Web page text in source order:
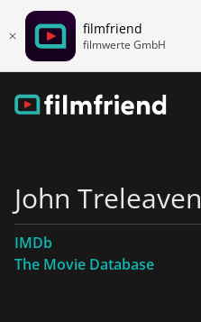
filmfriend
filmwerte GmbH
John Treleaven
IMDb
The Movie Database